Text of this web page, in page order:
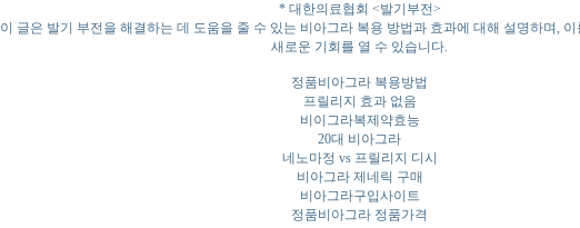
* 대한의료협회 <발기부전>
이 글은 발기 부전을 해결하는 데 도움을 줄 수 있는 비아그라 복용 방법과 효과에 대해 설명하며, 이
새로운 기회를 열 수 있습니다.
정품비아그라 복용방법
프릴리지 효과 없음
비이그라복제약효능
20대 비아그라
네노마정 vs 프릴리지 디시
비아그라 제네릭 구매
비아그라구입사이트
정품비아그라 정품가격